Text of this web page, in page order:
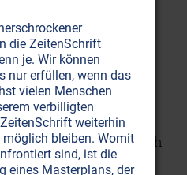
Alois Manfred
der Motivation
hat einen
Gehalt bringt noch
Mitarbeiter sind vor
und verhalten sich
Unternehmen
die ZeitenSchrift
je. Wir können
nur erfüllen, wenn das
vielen Menschen
verbilligten
weiterhin
bleiben. Womit
sind, ist die
eines Masterplans, der